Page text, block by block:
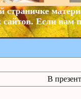
страничке
Если
В